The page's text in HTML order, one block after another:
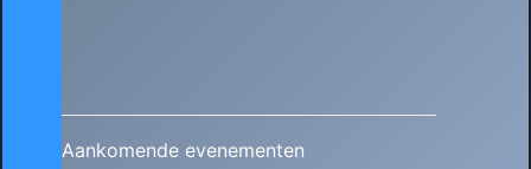
Aankomende evenementen